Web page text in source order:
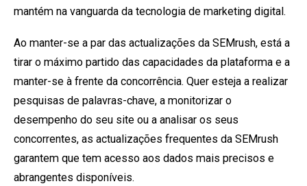
mantém na vanguarda da tecnologia de marketing digital.
Ao manter-se a par das actualizações da SEMrush, está a
tirar o máximo partido das capacidades da plataforma e a
manter-se à frente da concorrência. Quer esteja a realizar
pesquisas de palavras-chave, a monitorizar o
desempenho do seu site ou a analisar os seus
concorrentes, as actualizações frequentes da SEMrush
garantem que tem acesso aos dados mais precisos e
abrangentes disponíveis.